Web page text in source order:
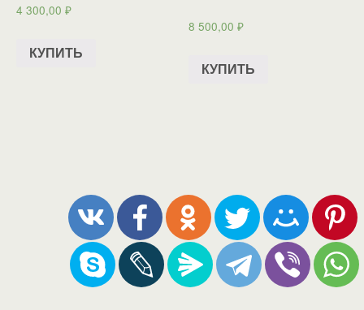
4 300,00 ₽
КУПИТЬ
8 500,00₽
КУПИТЬ